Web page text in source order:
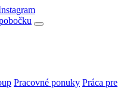
Pracovné ponuky Práca pre